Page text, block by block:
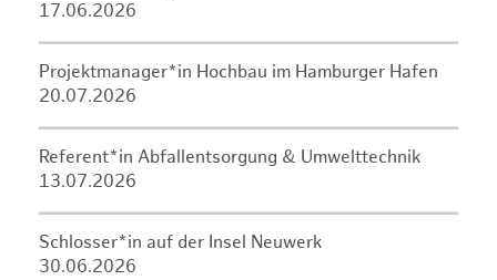
17.06.2026
Projektmanager*in Hochbau im Hamburger Hafen
20.07.2026
Referent*in Abfallentsorgung & Umwelttechnik
13.07.2026
Schlosser*in auf der Insel Neuwerk
30.06.2026